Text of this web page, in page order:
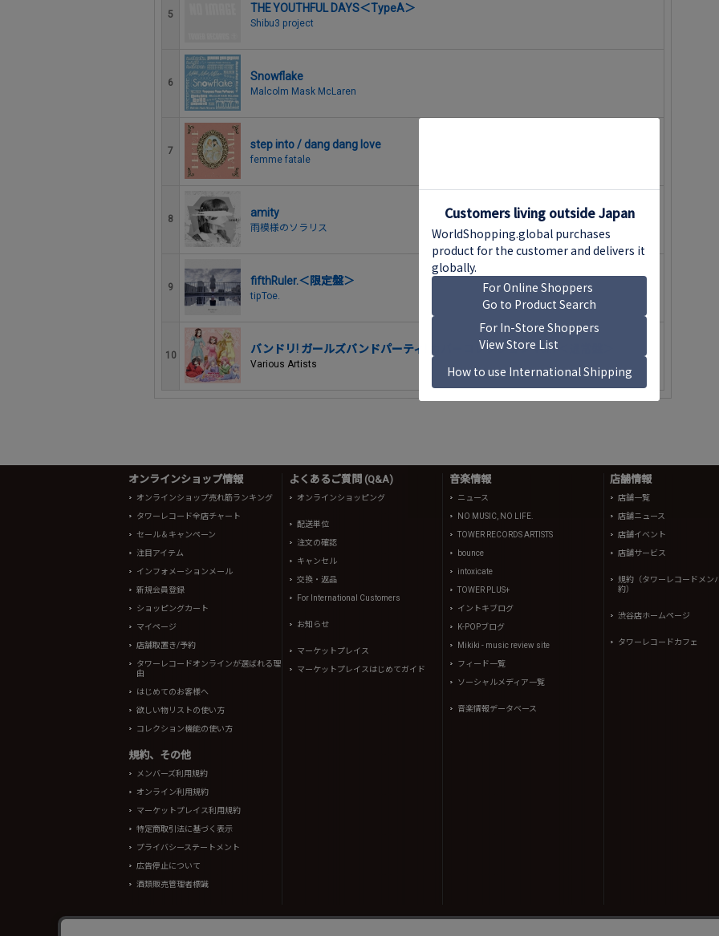
5 THE YOUTHFUL DAYS＜TypeA＞
Shibu3 project
6 Snowflake
Malcolm Mask McLaren
7 step into / dang dang love
femme fatale
8 amity
雨模様のソラリス
9 fifthRuler.＜限定盤＞
tipToe.
10 バンドリ! ガールズバンドパーティ! カバーコレクション Vol.7＜通常盤＞
Various Artists
オンラインショップ情報
オンラインショップ売れ筋ランキング
タワーレコード全店チャート
セール＆キャンペーン
注目アイテム
インフォメーションメール
新規会員登録
ショッピングカート
マイページ
店舗取置き/予約
タワーレコードオンラインが選ばれる理
由
はじめてのお客様へ
欲しい物リストの使い方
コレクション機能の使い方
規約、その他
メンバーズ利用規約
オンライン利用規約
マーケットプレイス利用規約
特定商取引法に基づく表示
プライバシーステートメント
広告停止について
酒類販売管理者標識
よくあるご質問 (Q&A)
オンラインショッピング
配送単位
注文の確認
キャンセル
交換・返品
For International Customers
お知らせ
マーケットプレイス
マーケットプレイスはじめてガイド
音楽情報
ニュース
NO MUSIC, NO LIFE.
TOWER RECORDS ARTISTS
bounce
intoxicate
TOWER PLUS+
イントキブログ
K-POPブログ
Mikiki - music review site
フィード一覧
ソーシャルメディア一覧
音楽情報データベース
店舗情報
店舗一覧
店舗ニュース
店舗イベント
店舗サービス
規約（タワーレコードメン
約）
渋谷店ホームページ
タワーレコードカフェ